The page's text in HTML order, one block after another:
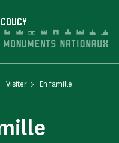
Visiter En famille